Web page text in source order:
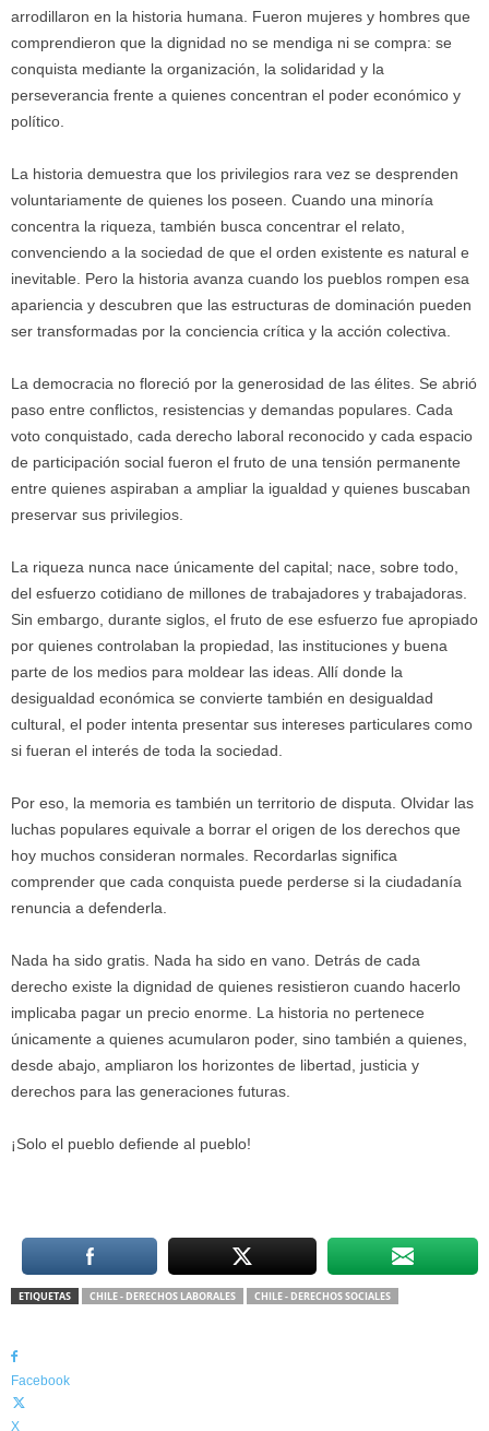
arrodillaron en la historia humana. Fueron mujeres y hombres que
comprendieron que la dignidad no se mendiga ni se compra: se
conquista mediante la organización, la solidaridad y la
perseverancia frente a quienes concentran el poder económico y
político.
La historia demuestra que los privilegios rara vez se desprenden
voluntariamente de quienes los poseen. Cuando una minoría
concentra la riqueza, también busca concentrar el relato,
convenciendo a la sociedad de que el orden existente es natural e
inevitable. Pero la historia avanza cuando los pueblos rompen esa
apariencia y descubren que las estructuras de dominación pueden
ser transformadas por la conciencia crítica y la acción colectiva.
La democracia no floreció por la generosidad de las élites. Se abrió
paso entre conflictos, resistencias y demandas populares. Cada
voto conquistado, cada derecho laboral reconocido y cada espacio
de participación social fueron el fruto de una tensión permanente
entre quienes aspiraban a ampliar la igualdad y quienes buscaban
preservar sus privilegios.
La riqueza nunca nace únicamente del capital; nace, sobre todo,
del esfuerzo cotidiano de millones de trabajadores y trabajadoras.
Sin embargo, durante siglos, el fruto de ese esfuerzo fue apropiado
por quienes controlaban la propiedad, las instituciones y buena
parte de los medios para moldear las ideas. Allí donde la
desigualdad económica se convierte también en desigualdad
cultural, el poder intenta presentar sus intereses particulares como
si fueran el interés de toda la sociedad.
Por eso, la memoria es también un territorio de disputa. Olvidar las
luchas populares equivale a borrar el origen de los derechos que
hoy muchos consideran normales. Recordarlas significa
comprender que cada conquista puede perderse si la ciudadanía
renuncia a defenderla.
Nada ha sido gratis. Nada ha sido en vano. Detrás de cada
derecho existe la dignidad de quienes resistieron cuando hacerlo
implicaba pagar un precio enorme. La historia no pertenece
únicamente a quienes acumularon poder, sino también a quienes,
desde abajo, ampliaron los horizontes de libertad, justicia y
derechos para las generaciones futuras.
¡Solo el pueblo defiende al pueblo!
ETIQUETAS CHILE - DERECHOS LABORALES CHILE - DERECHOS SOCIALES
Facebook
X